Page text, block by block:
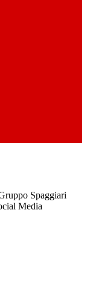
Spaggiari
Media